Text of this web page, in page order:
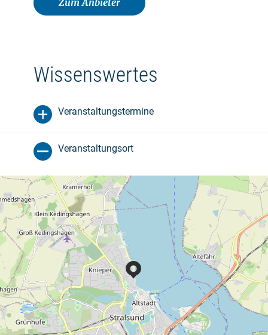
Wissenswertes
Veranstaltungstermine
Veranstaltungsort